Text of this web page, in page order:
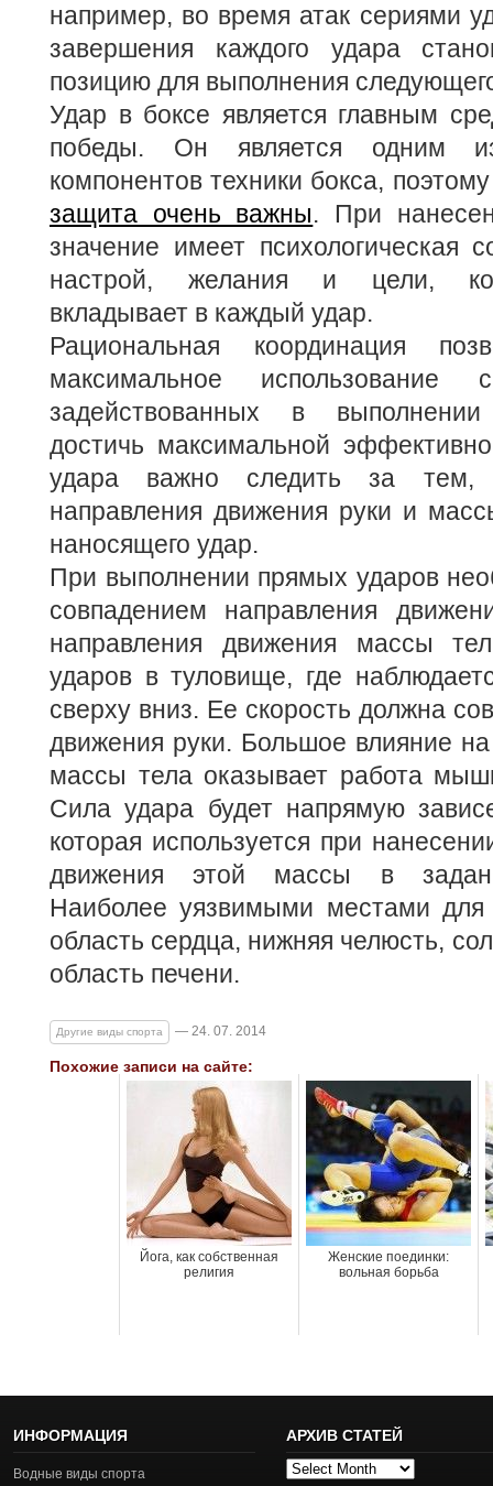
например, во время атак сериями
завершения каждого удара
позицию для выполнения
Удар в боксе является главным
победы. Он является одним
компонентов техники бокса,
защита очень важны. При
значение имеет психологическая
настрой, желания и цели,
вкладывает в каждый удар.
Рациональная координация
максимальное
задействованных в
достичь максимальной
удара важно следить за тем,
направления движения руки и
наносящего удар.
При выполнении прямых ударов
совпадением направления
направления движения массы
ударов в туловище, где
сверху вниз. Ее скорость должна
движения руки. Большое влияние
массы тела оказывает работа
Сила удара будет напрямую
которая используется при
движения этой массы в
Наиболее уязвимыми местами для
область сердца, нижняя челюсть,
область печени.
Другие виды спорта — 24. 07. 2014
Похожие записи на сайте:
Йога, как собственная
религия
Женские поединки:
вольная борьба
ИНФОРМАЦИЯ
Водные виды спорта
АРХИВ СТАТЕЙ
Архив